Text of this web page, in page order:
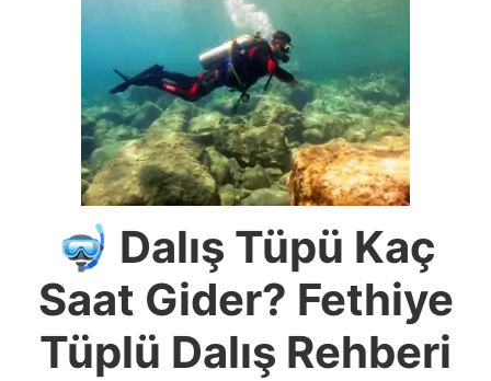
🤿 Dalış Tüpü Kaç
Saat Gider? Fethiye
Tüplü Dalış Rehberi